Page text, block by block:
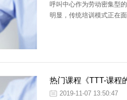
呼叫中心作为劳动密集型
明显，传统培训模式正在
热门课程《TTT-课程
2019-11-07 13:50:47